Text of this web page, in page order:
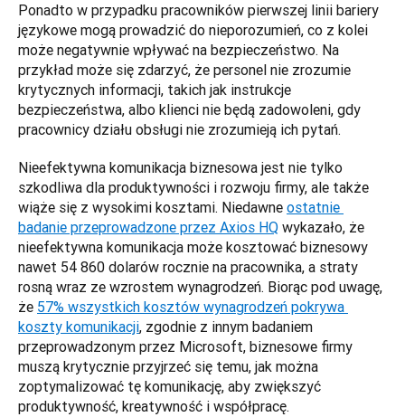
Ponadto w przypadku pracowników pierwszej linii bariery
językowe mogą prowadzić do nieporozumień, co z kolei
może negatywnie wpływać na bezpieczeństwo. Na
przykład może się zdarzyć, że personel nie zrozumie
krytycznych informacji, takich jak instrukcje
bezpieczeństwa, albo klienci nie będą zadowoleni, gdy
pracownicy działu obsługi nie zrozumieją ich pytań.
Nieefektywna komunikacja biznesowa jest nie tylko
szkodliwa dla produktywności i rozwoju firmy, ale także
wiąże się z wysokimi kosztami. Niedawne ostatnie
badanie przeprowadzone przez Axios HQ wykazało, że
nieefektywna komunikacja może kosztować biznesowy
nawet 54 860 dolarów rocznie na pracownika, a straty
rosną wraz ze wzrostem wynagrodzeń. Biorąc pod uwagę,
że 57% wszystkich kosztów wynagrodzeń pokrywa
koszty komunikacji, zgodnie z innym badaniem
przeprowadzonym przez Microsoft, biznesowe firmy
muszą krytycznie przyjrzeć się temu, jak można
zoptymalizować tę komunikację, aby zwiększyć
produktywność, kreatywność i współpracę.